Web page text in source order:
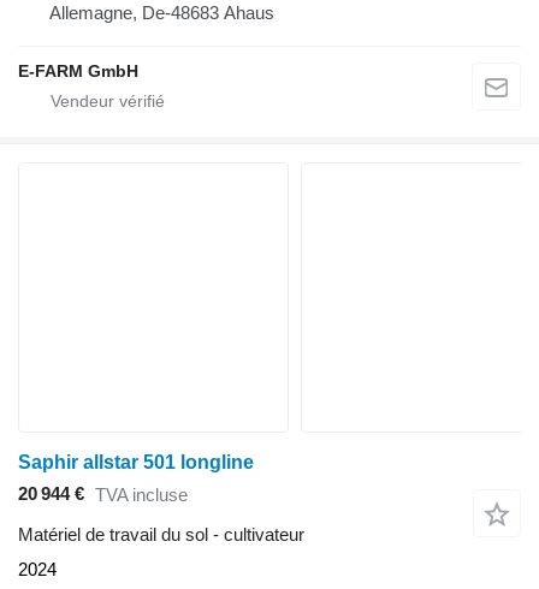
Allemagne, De-48683 Ahaus
E-FARM GmbH
Saphir allstar 501 longline
20 944 € TVA incluse
Matériel de travail du sol - cultivateur
2024